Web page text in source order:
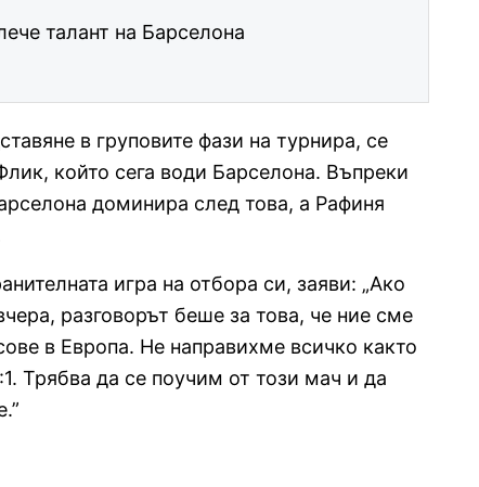
талант на Барселона
в груповите фази на турнира, се
който сега води Барселона. Въпреки
доминира след това, а Рафиня
игра на отбора си, заяви: „Ако
разговорът беше за това, че ние сме
в Европа. Не направихме всичко както
Трябва да се поучим от този мач и да